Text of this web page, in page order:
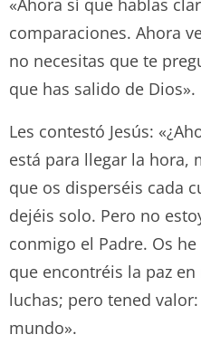
«Ahora sí que hablas
comparaciones. Ahora
no necesitas que te
que has salido de Dios».
Les contestó Jesús:
está para llegar la hora,
que os disperséis cada
dejéis solo. Pero no
conmigo el Padre. Os
que encontréis la paz
luchas; pero tened
mundo».